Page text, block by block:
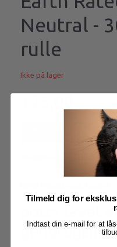
Neutral -
rulle
Ikke på lager
Få besked når
poser lavet
Tilmeld dig for
Indtast din e-mail for at